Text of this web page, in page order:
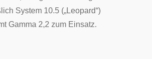
System 10.5 („Leopard“)
Gamma 2,2 zum Einsatz.